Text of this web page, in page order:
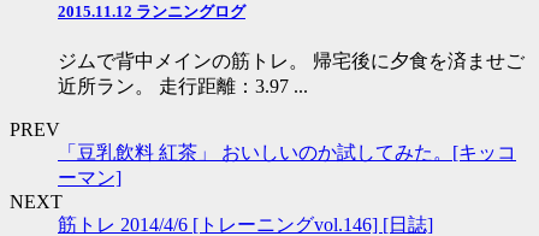
2015.11.12 ランニングログ
ジムで背中メインの筋トレ。 帰宅後に夕食を済ませご
近所ラン。 走行距離：3.97 ...
PREV
「豆乳飲料 紅茶」 おいしいのか試してみた。[キッコ
ーマン]
NEXT
筋トレ 2014/4/6 [トレーニングvol.146] [日誌]